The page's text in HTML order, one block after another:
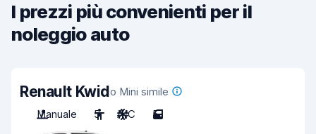
I prezzi più convenienti per il
noleggio auto
Renault Kwido Mini simile
Manuale
5 A/C 5